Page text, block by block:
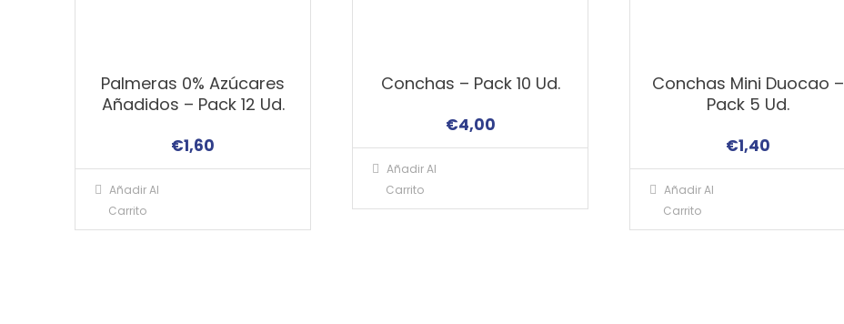
Palmeras 0% Azúcares
Añadidos – Pack 12 Ud.
€1,60
Añadir Al
Carrito
Conchas – Pack 10 Ud.
€4,00
Añadir Al
Carrito
Conchas Mini Duocao –
Pack 5 Ud.
€1,40
Añadir Al
Carrito